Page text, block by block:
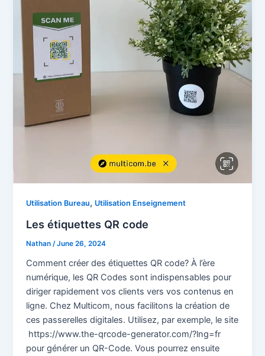
Utilisation Bureau, Utilisation Enseignement
Les étiquettes QR code
Nathan/June 26, 2024
Comment créer des étiquettes QR code? À l’ère
numérique, les QR Codes sont indispensables pour
diriger rapidement vos clients vers vos contenus en
ligne. Chez Multicom, nous facilitons la création de
ces passerelles digitales. Utilisez, par exemple, le site
https://www.the-qrcode-generator.com/?lng=fr
pour générer un QR-Code. Vous pourrez ensuite